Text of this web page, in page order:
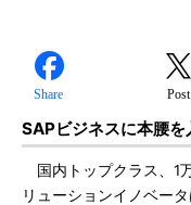
Share Post
SAPビジネスに本腰を
国内トップクラス、1
リューションイノベー